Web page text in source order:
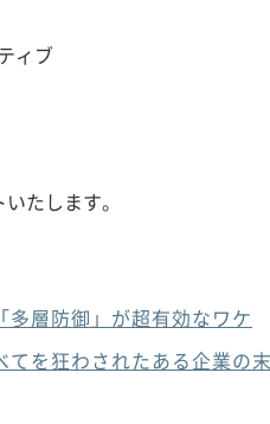
ィブ
たします。
層防御」が超有効なワケ
てを狂わされたある企業の末